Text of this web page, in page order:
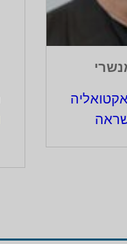
אקטואליה